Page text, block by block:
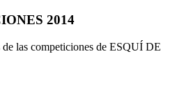
2014
las competiciones de ESQUÍ DE